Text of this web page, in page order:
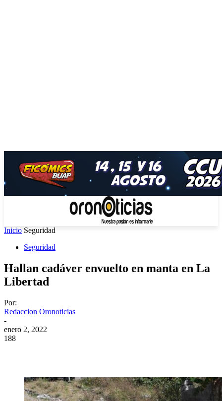
Inicio Seguridad
Seguridad
Hallan cadáver envuelto en manta en La
Libertad
Por:
Redaccion Oronoticias
-
enero 2, 2022
188